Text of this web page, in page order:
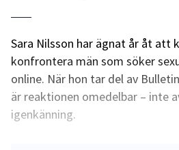
Sara Nilsson har ägnat år åt att
konfrontera män som söker
online. När hon tar del av
är reaktionen omedelbar – inte
igenkänning.